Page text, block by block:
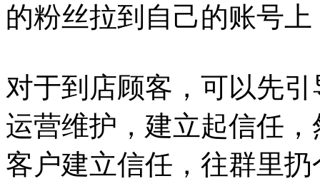
的粉丝拉到自己的账号
对于到店顾客，可以先
运营维护，建立起信任
客户建立信任，往群里